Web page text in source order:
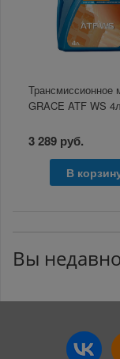
Трансмиссионное
GRACE ATF WS 4л
3 289 руб.
В
Вы